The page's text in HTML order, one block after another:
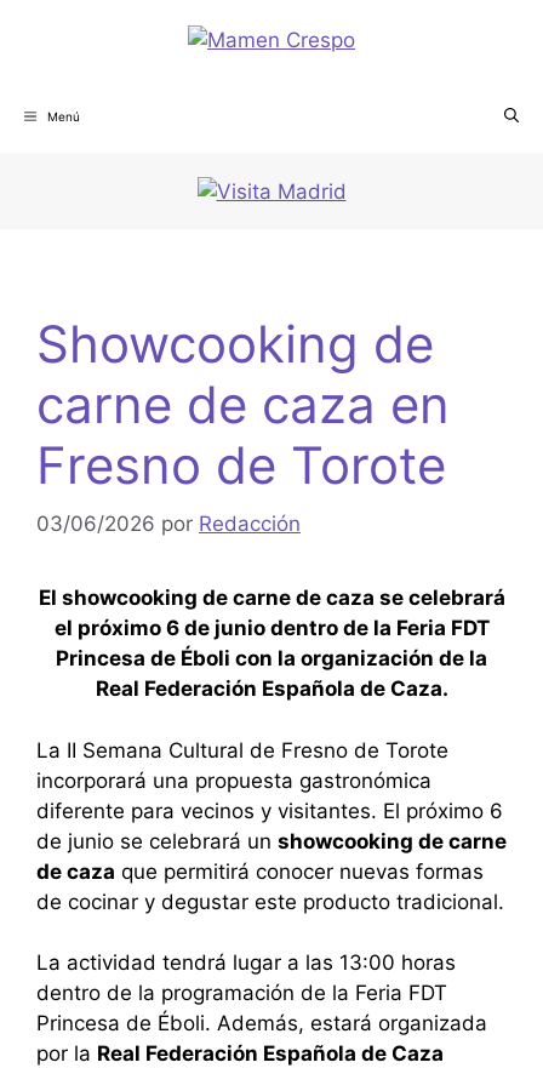
Menú
Showcooking de
carne de caza en
Fresno de Torote
03/06/2026 por Redacción
El showcooking de carne de caza se celebrará
el próximo 6 de junio dentro de la Feria FDT
Princesa de Éboli con la organización de la
Real Federación Española de Caza.
La II Semana Cultural de Fresno de Torote
incorporará una propuesta gastronómica
diferente para vecinos y visitantes. El próximo 6
de junio se celebrará un showcooking de carne
de caza que permitirá conocer nuevas formas
de cocinar y degustar este producto tradicional.
La actividad tendrá lugar a las 13:00 horas
dentro de la programación de la Feria FDT
Princesa de Éboli. Además, estará organizada
por la Real Federación Española de Caza